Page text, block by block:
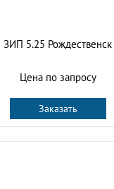
ЗИП 5.25 Рождественск
Цена по запросу
Заказать